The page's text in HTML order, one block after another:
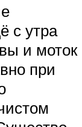
с утра
и моток
при